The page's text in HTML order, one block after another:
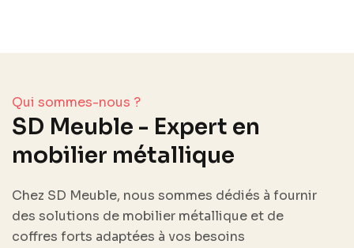
Qui sommes-nous ?
SD Meuble - Expert en
mobilier métallique
Chez SD Meuble, nous sommes dédiés à fournir
des solutions de mobilier métallique et de
coffres forts adaptées à vos besoins